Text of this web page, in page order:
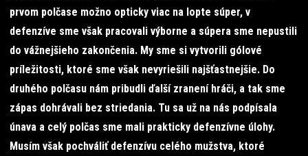
prvom polčase možno opticky viac na lopte súper, v
defenzíve sme však pracovali výborne a súpera sme nepustili
do vážnejšieho zakončenia. My sme si vytvorili gólové
príležitosti, ktoré sme však nevyriešili najšťastnejšie. Do
druhého polčasu nám pribudli ďalší zranení hráči, a tak sme
zápas dohrávali bez striedania. Tu sa už na nás podpísala
únava a celý polčas sme mali prakticky defenzívne úlohy.
Musím však pochváliť defenzívu celého mužstva, ktoré